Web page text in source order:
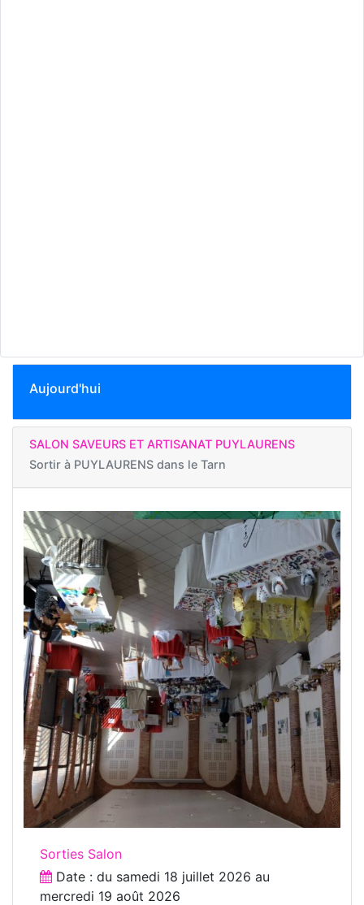
Aujourd'hui
SALON SAVEURS ET ARTISANAT PUYLAURENS
Sortir à PUYLAURENS dans le Tarn
Sorties Salon
Date : du samedi 18 juillet 2026 au
mercredi 19 août 2026